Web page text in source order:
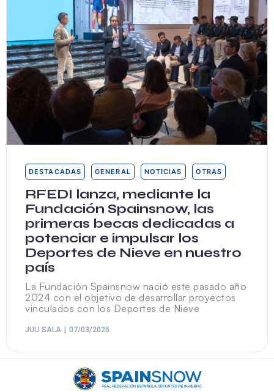
DESTACADAS GENERAL NOTICIAS OTRAS
RFEDI lanza, mediante la
Fundación Spainsnow, las
primeras becas dedicadas a
potenciar e impulsar los
Deportes de Nieve en nuestro
país
La Fundación Spainsnow nació este pasado año
2024 con el objetivo de desarrollar proyectos
vinculados con los Deportes de Nieve
JULI SALA 07/03/2025